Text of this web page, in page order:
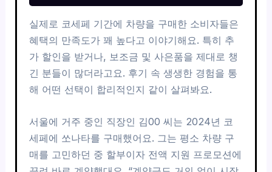
실제로 코세페 기간에 차량을 구매한 소비자들은
혜택의 만족도가 꽤 높다고 이야기해요. 특히 추
가 할인을 받거나, 보조금 및 사은품을 제대로 챙
긴 분들이 많더라고요. 후기 속 생생한 경험을 통
해 어떤 선택이 합리적인지 같이 살펴봐요.
서울에 거주 중인 직장인 김00 씨는 2024년 코
세페에 쏘나타를 구매했어요. 그는 평소 차량 구
매를 고민하던 중 할부이자 전액 지원 프로모션에